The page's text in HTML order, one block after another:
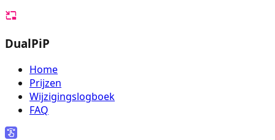
DualPiP
Home
Prijzen
Wijzigingslogboek
FAQ